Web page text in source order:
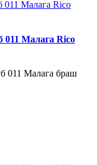
011 Малага Rico
011 Малага браш